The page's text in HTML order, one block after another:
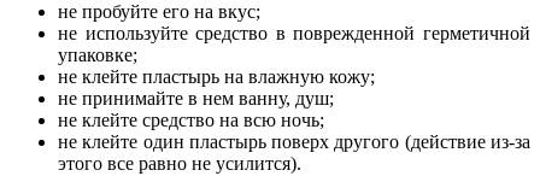
не пробуйте его на вкус;
не используйте средство в поврежденной герметичной
упаковке;
не клейте пластырь на влажную кожу;
не принимайте в нем ванну, душ;
не клейте средство на всю ночь;
не клейте один пластырь поверх другого (действие из-за
этого все равно не усилится).